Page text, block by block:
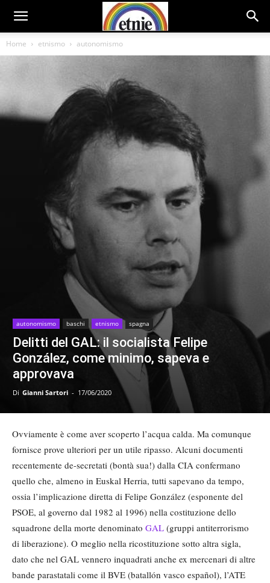
Home etnismo autonomismo
autonomismo baschi etnismo spagna
Delitti del GAL: il socialista Felipe
González, come minimo, sapeva e
approvava
Di Gianni Sartori - 17/06/2020
Ovviamente è come aver scoperto l’acqua calda. Ma comunque
fornisce prove ulteriori per un utile ripasso. Alcuni documenti
recentemente de-secretati (bontà sua!) dalla CIA confermano
quello che, almeno in Euskal Herria, tutti sapevano da tempo,
ossia l’implicazione diretta di Felipe González (esponente del
PSOE, al governo dal 1982 al 1996) nella costituzione dello
squadrone della morte denominato GAL (gruppi antiterrorismo
di liberazione). O meglio nella ricostituzione sotto altra sigla,
dato che nel GAL vennero inquadrati anche ex mercenari di altre
bande parastatali come il BVE (batallón vasco español), l’ATE